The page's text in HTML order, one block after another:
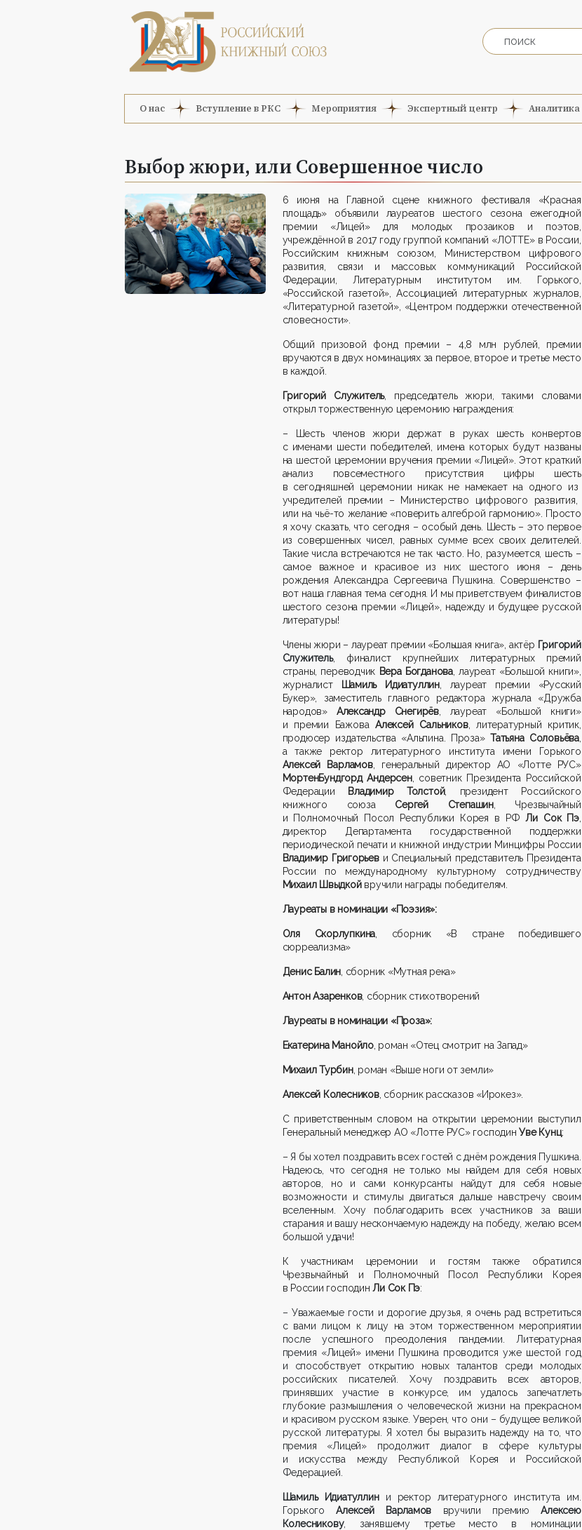
О нас Вступление в РКС Мероприятия Экспертный центр Аналитика
Выбор жюри, или Совершенное число
6 июня на Главной сцене книжного фестиваля «Красная
площадь» объявили лауреатов шестого сезона ежегодной
премии «Лицей» для молодых прозаиков и поэтов
учреждённой в 2017 году группой компаний «ЛОТТЕ» в России,
Российским книжным союзом, Министерством цифрового
развития, связи и массовых коммуникаций Российской
Федерации , Литературным институтом им. Горького,
«Российской газетой», Ассоциацией литературных журналов,
«Литературной газетой», «Центром поддержки отечественной
словесности».
Общий призовой фонд премии – 4,8 млн рублей, премии
вручаются в двух номинациях за первое, второе и третье место
в каждой.
Григорий Служитель, председатель жюри , такими словами
открыл торжественную церемонию награждения:
– Шесть членов жюри держат в руках шесть конвертов
с именами шести победителей, имена которых будут названы
на шестой церемонии вручения премии «Лицей». Этот краткий
анализ повсеместного присутствия цифры шесть
в сегодняшней церемонии никак не намекает на одного из
учредителей премии – Министерство цифрового развития
или на чьё-то желание «поверить алгеброй гармонию». Просто
я хочу сказать, что сегодня – особый день Шесть – это первое
из совершенных чисел, равных сумме всех своих делителей.
Такиечисла встречаются не так часто. Но, разумеется, шесть –
самое важное и красивое из них: шестого июня – день
рождения Александра Сергеевича Пушкина. Совершенство –
вот наша главная тема сегодня. И мы приветствуем финалистов
шестого сезона премии «Лицей», надежду и будущее русской
литературы!
Члены жюри – лауреат премии «Большая книга», актёр Григорий
Служитель, финалист крупнейших литературных премий
страны, переводчик Вера Богданова , лауреат «Большой книги»,
журналист
Шамиль Идиатуллин , лауреат премии «Русский
Букер»,
заместитель главного редактора журнала «Дружба
народов» Александр Снегирёв , лауреат «Большой книги»
и премии БажоваАлексей Сальников, литературный критик,
продюсер издательства «Альпина. Проза» Татьяна Соловьёва
а также ректор литературного института имени Горького
Алексей Варламов, генеральный директор АО «ЛоттеРУС»
МортенБундгордАндерсен, советник Президента Российской
Федерации Владимир Толстой, президент Российского
книжного союза Сергей Степашин, Чрезвычайный
и Полномочный Посол Республики Корея в РФЛи Сок Пэ
директор Департамента государственной поддержки
периодической печати и книжной индустрии Минцифры России
Владимир Григорьев и Специальный представитель Президента
России по международному культурному сотрудничеству
Михаил Швыдкой вручили награды победителям.
Лауреатыв номинации «Поэзия»:
Оля Скорлупкина , сборник «В стране победившего
сюрреализма»
ДенисБалин , сборник «Мутная река»
Антон Азаренков, сборник стихотворений
Лауреатыв номинации «Проза»:
Екатерина Манойло, роман «Отец смотрит на Запад»
Михаил Турбин, роман «Выше ноги от земли»
Алексей Колесников, сборник рассказов «Ирокез».
С приветственным словом на открытии церемонии выступил
Генеральный менеджер АО «Лотте РУС» господинУве Кунц:
– Я бы хотел поздравить всех гостей с днём рождения Пушкина.
Надеюсь, что сегодня не только мы найдем для себя новых
авторов, но и сами конкурсанты найдут для себя новые
возможности и стимулы двигаться дальше навстречу своим
вселенным. Хочу поблагодарить всех участников за ваши
старания и вашу нескончаемую надежду на победу, желаю всем
большой удачи!
К участникам церемонии и гостям также обратился
Чрезвычайный и Полномочный Посол Республики Корея
в России господинЛи Сок Пэ:
– Уважаемые гости и дорогие друзья, я очень рад встретиться
с вами лицом к лицу на этом торжественном мероприятии
после успешного преодоления пандемии. Литературная
премия «Лицей» имени Пушкина проводится уже шестой год
и способствует открытию новых талантов среди молодых
российских писателей. Хочу поздравить всех авторов,
принявших участие в конкурсе, им удалось запечатлеть
глубокие размышления о человеческой жизни на прекрасном
и красивом русском языке. Уверен, что они – будущее великой
русской литературы. Я хотел бы выразить надежду на то, что
премия «Лицей» продолжит диалог в сфере культуры
и искусства между Республикой Корея и Российской
Федерацией.
Шамиль Идиатуллини ректор литературного института им.
ГорькогоАлексей Варламов вручили премию Алексею
Колесникову, занявшему третье место в номинации